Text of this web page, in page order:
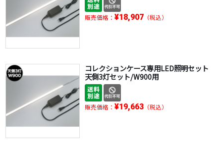
販売価格： ¥18,907（税込）
コレクションケース専用LED照明セット
天側3灯セット/W900用
販売価格： ¥19,663（税込）